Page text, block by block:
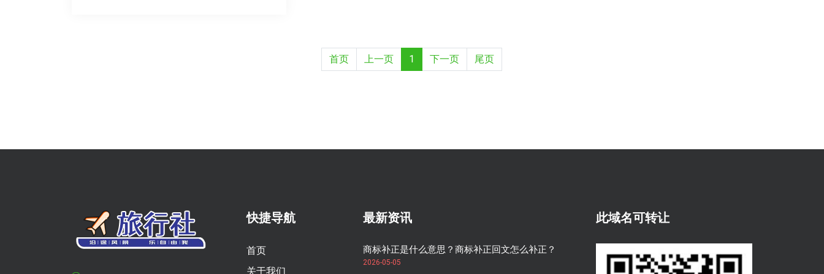
首页 上一页 1 下一页 尾页
快捷导航
首页
关于我们
最新资讯
商标补正是什么意思？商标补正回文怎么补正？
2026-05-05
此域名可转让